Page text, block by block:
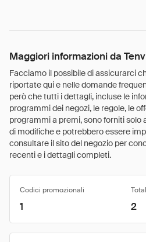
Maggiori informazioni da
Facciamo il possibile di assicurarci
riportate qui e nelle domande
però che tutti i dettagli, incluse le
programmi dei negozi, le regole, le
programmi a premi, sono forniti solo
di modifiche e potrebbero essere
consultare il sito del negozio per
recenti e i dettagli completi.
Codici promozionali
1 2